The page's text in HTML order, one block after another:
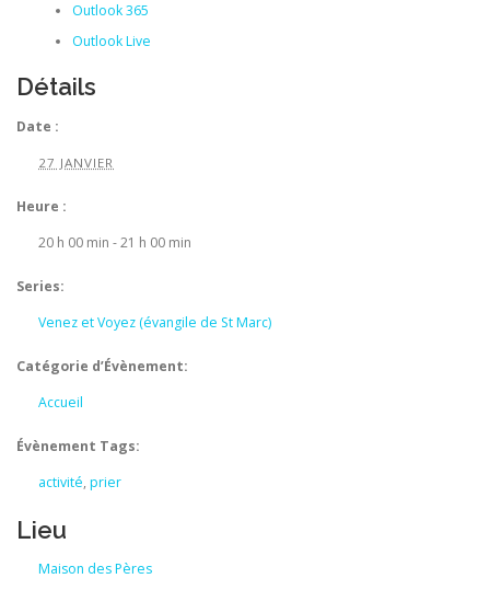
Outlook 365
Outlook Live
Détails
Date :
27 JANVIER
Heure :
20 h 00 min - 21 h 00 min
Series:
Venez et Voyez (évangile de St Marc)
Catégorie d’Évènement:
Accueil
Évènement Tags:
activité, prier
Lieu
Maison des Pères